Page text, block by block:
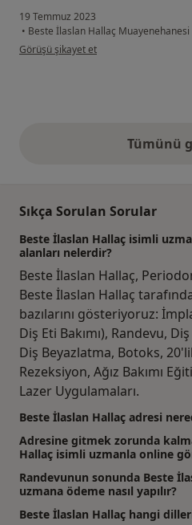
19 Temmuz 2023
• Beste İlaslan Hallaç Muayenehanesi
kullanıcının görüşüne göre z.....
Görüşü şikayet et
Tümünü
Sıkça Sorulan Sorular
Beste İlaslan Hallaç isimli
alanları nelerdir?
Beste İlaslan Hallaç,
Beste İlaslan Hallaç
bazılarını gösteriyoruz:
Diş Eti Bakımı), Randevu,
Diş Beyazlatma, Botoks,
Rezeksiyon, Ağız Bakımı
Lazer Uygulamaları.
Beste İlaslan Hallaç adresi
Adresine gitmek zorunda
Hallaç isimli uzmanla online
Randevunun sonunda Beste
uzmana ödeme nasıl yapılır?
Beste İlaslan Hallaç hangi